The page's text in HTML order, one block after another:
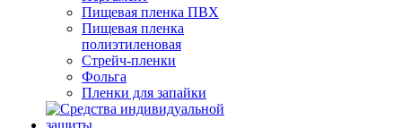
Пищевая пленка ПВХ
Пищевая пленка
полиэтиленовая
Стрейч-пленки
Фольга
Пленки для запайки